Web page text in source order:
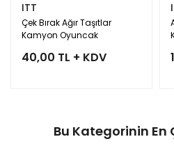
ITT
Çek Bırak Ağır Taşıtlar
Kamyon Oyuncak
40,00 TL + KDV
Bu Kategorinin En